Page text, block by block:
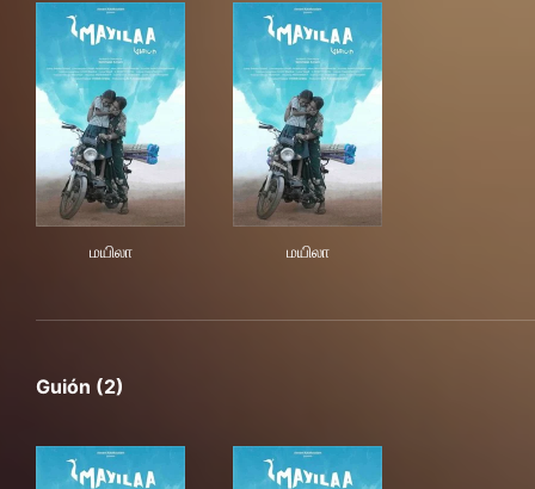
மயிலா மயிலா
Guión (2)